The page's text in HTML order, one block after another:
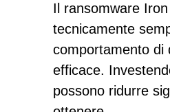
Il ransomware
tecnicamente
comportamento di
efficace.
possono ridurre